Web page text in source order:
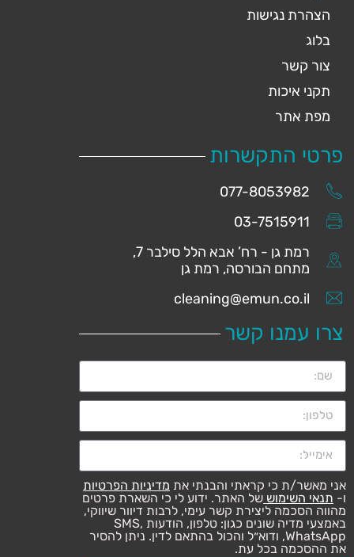
הצהרת נגישות
בלוג
צור קשר
תקני איכות
מפת אתר
פרטי התקשרות
077-8053982
03-7515911
רמת גן - רח’ אבא הלל סילבר 7,
מתחם הבורסה, רמת גן
cleaning@emun.co.il
צרו עמנו קשר
אני מאשר/ת כי קראתי והבנתי את מדיניות הפרטיות
ו- תנאי השימוש של האתר. ידוע לי כי השארת פרטים
מהווה הסכמה ליצירת קשר עימי, לרבות דיוור שיווקי,
באמצעי מדיה שונים כגון: טלפון, הודעות SMS,
WhatsApp, ודוא״ל והכול בהתאם לדין. ניתן להסיר
את ההסכמה בכל עת.